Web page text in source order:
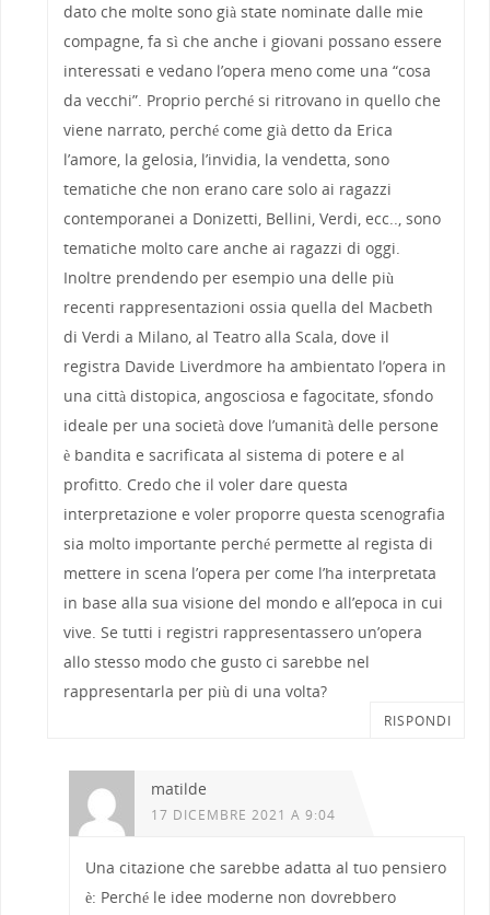
dato che molte sono già state nominate dalle mie
compagne, fa sì che anche i giovani possano essere
interessati e vedano l’opera meno come una “cosa
da vecchi”. Proprio perché si ritrovano in quello che
viene narrato, perché come già detto da Erica
l’amore, la gelosia, l’invidia, la vendetta, sono
tematiche che non erano care solo ai ragazzi
contemporanei a Donizetti, Bellini, Verdi, ecc.., sono
tematiche molto care anche ai ragazzi di oggi.
Inoltre prendendo per esempio una delle più
recenti rappresentazioni ossia quella del Macbeth
di Verdi a Milano, al Teatro alla Scala, dove il
registra Davide Liverdmore ha ambientato l’opera in
una città distopica, angosciosa e fagocitate, sfondo
ideale per una società dove l’umanità delle persone
è bandita e sacrificata al sistema di potere e al
profitto. Credo che il voler dare questa
interpretazione e voler proporre questa scenografia
sia molto importante perché permette al regista di
mettere in scena l’opera per come l’ha interpretata
in base alla sua visione del mondo e all’epoca in cui
vive. Se tutti i registri rappresentassero un’opera
allo stesso modo che gusto ci sarebbe nel
rappresentarla per più di una volta?
RISPONDI
matilde
17 DICEMBRE 2021 A 9:04
Una citazione che sarebbe adatta al tuo pensiero
è: Perché le idee moderne non dovrebbero